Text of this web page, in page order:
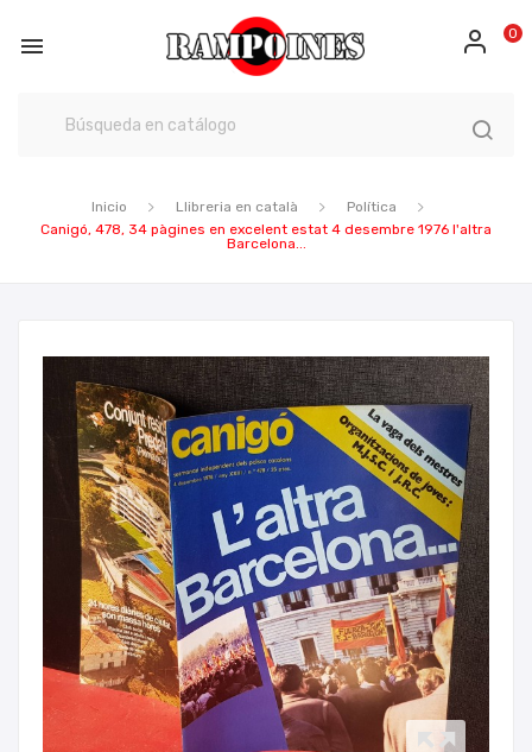
 0
Inicio Llibreria en català
Política
Canigó, 478, 34 pàgines en excelent estat 4 desembre 1976 l'altra
Barcelona...